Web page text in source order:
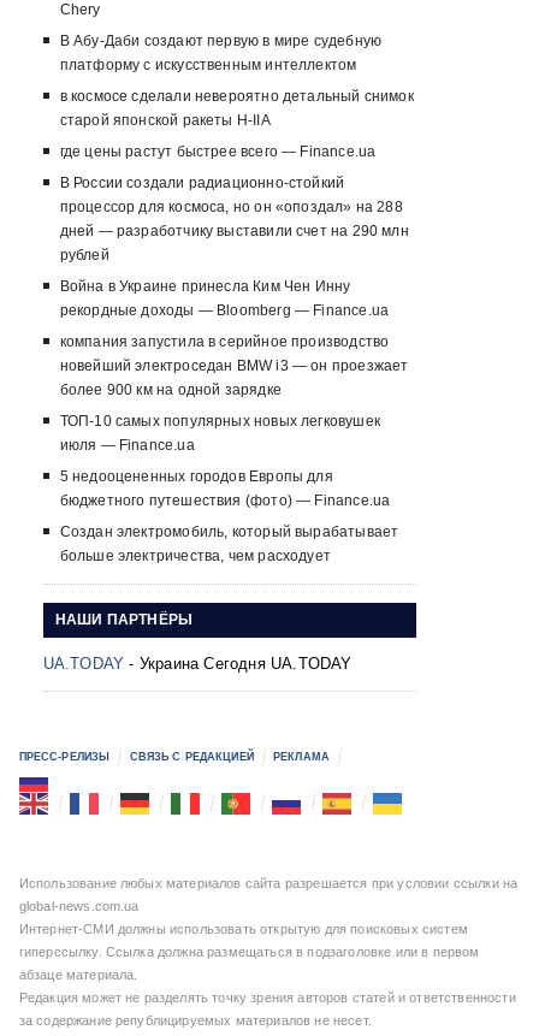
Chery
В Абу-Даби создают первую в мире судебную
платформу с искусственным интеллектом
в космосе сделали невероятно детальный снимок
старой японской ракеты H-IIA
где цены растут быстрее всего — Finance.ua
В России создали радиационно-стойкий
процессор для космоса, но он «опоздал» на 288
дней — разработчику выставили счет на 290 млн
рублей
Война в Украине принесла Ким Чен Инну
рекордные доходы — Bloomberg — Finance.ua
компания запустила в серийное производство
новейший электроседан BMW i3 — он проезжает
более 900 км на одной зарядке
ТОП-10 самых популярных новых легковушек
июля — Finance.ua
5 недооцененных городов Европы для
бюджетного путешествия (фото) — Finance.ua
Создан электромобиль, который вырабатывает
больше электричества, чем расходует
НАШИ ПАРТНЁРЫ
UA.TODAY - Украина Сегодня UA.TODAY
ПРЕСС-РЕЛИЗЫ СВЯЗЬ С РЕДАКЦИЕЙ РЕКЛАМА
Использование любых материалов сайта разрешается при условии ссылки на
global-news.com.ua
Интернет-СМИ должны использовать открытую для поисковых систем
гиперссылку. Ссылка должна размещаться в подзаголовке или в первом
абзаце материала.
Редакция может не разделять точку зрения авторов статей и ответственности
за содержание републицируемых материалов не несет.